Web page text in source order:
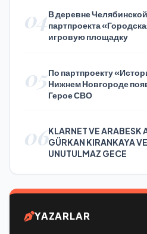
04В деревне
партпроекта
игровую площадку
05По партпроекту
Нижнем Новгороде
Герое СВО
06KLARNET VE ARABESK
GÜRKAN KIRANKAYA
UNUTULMAZ GECE
YAZARLAR